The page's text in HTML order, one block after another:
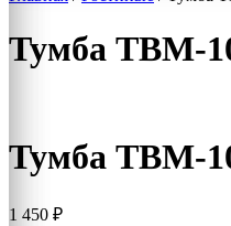
Тумба ТВМ-
Тумба ТВМ-
1 450 ₽